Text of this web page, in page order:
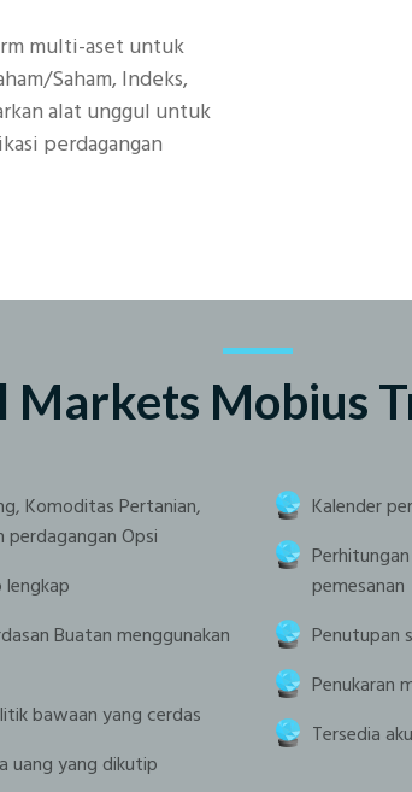
multi-aset untuk
Saham, Indeks,
alat unggul untuk
perdagangan
Markets Mobius
Komoditas Pertanian,
perdagangan Opsi
Buatan menggunakan
bawaan yang cerdas
uang yang dikutip
Kalender
pemesanan
Penutupan
Penukaran
Tersedia